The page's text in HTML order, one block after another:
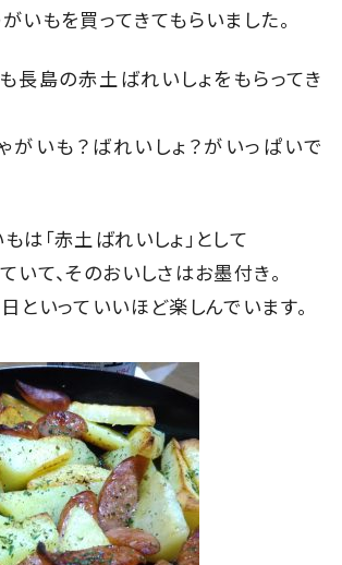
いもを買ってきてもらいました。
長島の赤土ばれいしょをもらってき
がいも？ばれいしょ？がいっぱいで
は「赤土ばれいしょ」として
いて、そのおいしさはお墨付き。
といっていいほど楽しんでいます。